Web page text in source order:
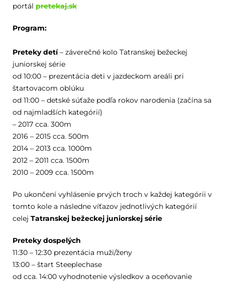
portál pretekaj.sk
Program:
Preteky detí– záverečné kolo Tatranskej bežeckej
juniorskej série
od 10:00 – prezentácia deti v jazdeckom areáli pri
štartovacom oblúku
od 11:00 – detské súťaže podľa rokov narodenia (začína sa
od najmladších kategórií)
– 2017 cca. 300m
2016 – 2015 cca. 500m
2014 – 2013 cca. 1000m
2012 – 2011 cca. 1500m
2010 – 2009 cca. 1500m
Po ukončení vyhlásenie prvých troch v každej kategórii v
tomto kole a následne víťazov jednotlivých kategórií
celej Tatranskej bežeckej juniorskej série
Preteky dospelých
11:30 – 12:30 prezentácia muži/ženy
13:00 – štart Steeplechase
od cca. 14:00 vyhodnotenie výsledkov a oceňovanie